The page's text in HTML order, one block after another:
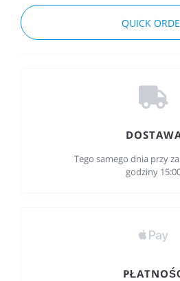
QUICK
Tego samego dnia przy
godziny